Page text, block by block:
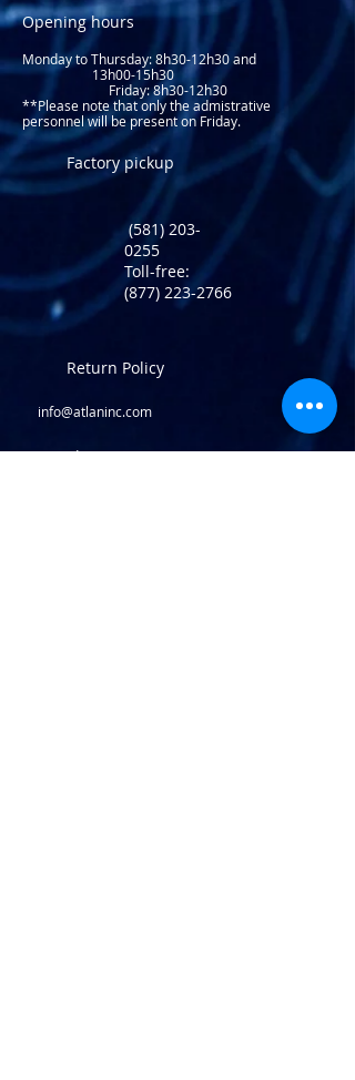
Opening hours
Monday to Thursday: 8h30-12h30 and
13h00-15h30
Friday: 8h30-12h30
**Please note that only the admistrative
personnel will be present on Friday.​
Factory pickup
(581) 203-
0255
Toll-free:
(877) 223-2766
Return Policy
info@atlaninc.com
Shipping